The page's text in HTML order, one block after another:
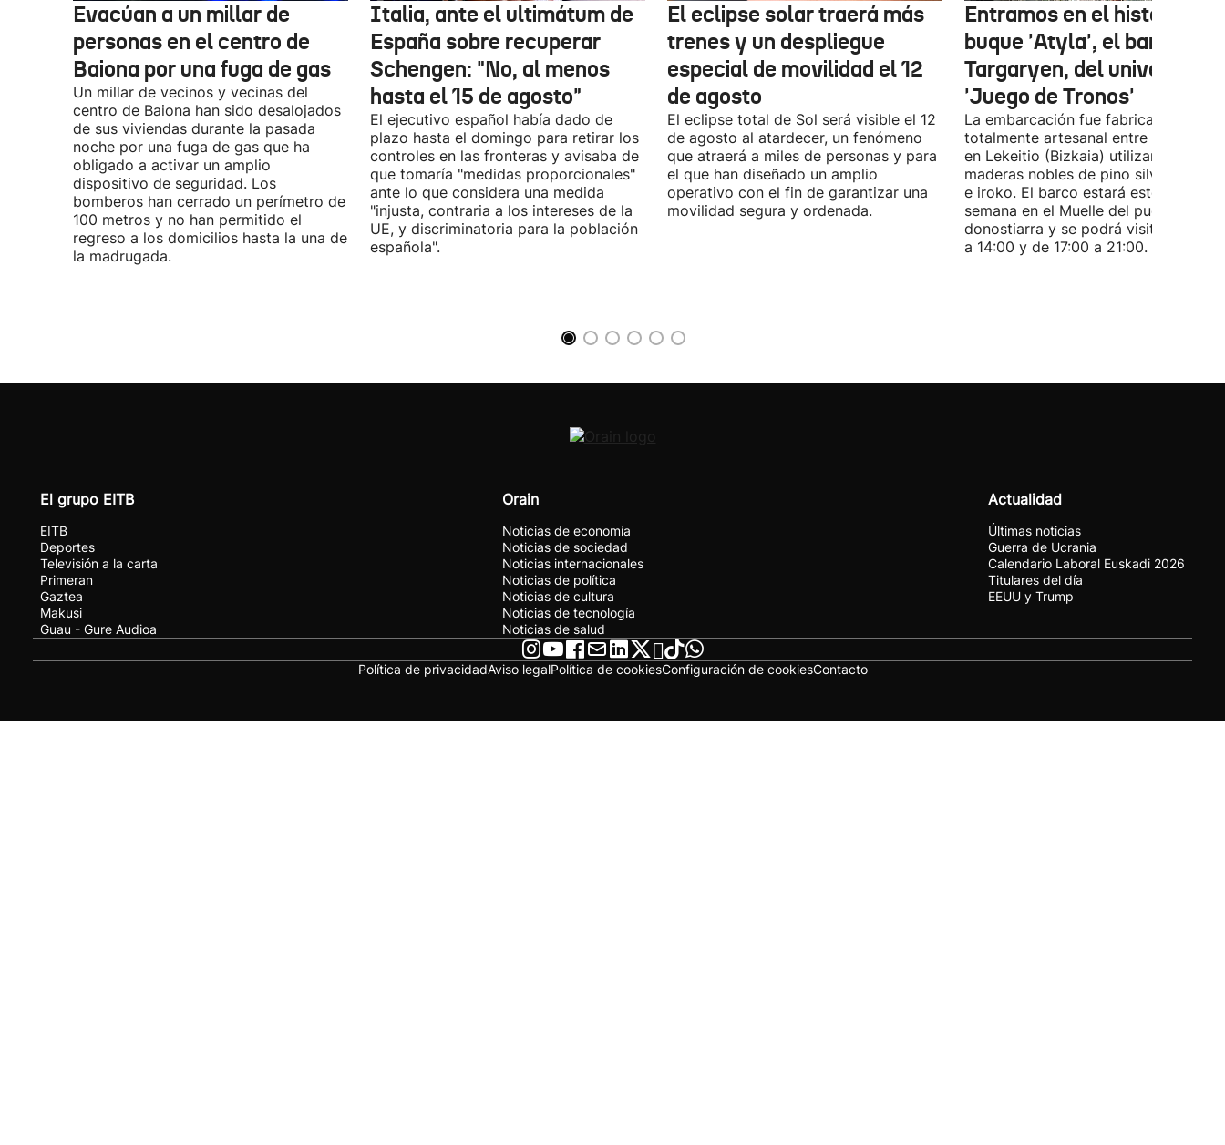
Evacúan a un millar de
personas en el centro de
Baiona por una fuga de gas
Un millar de vecinos y vecinas del
centro de Baiona han sido desalojados
de sus viviendas durante la pasada
noche por una fuga de gas que ha
obligado a activar un amplio
dispositivo de seguridad. Los
bomberos han cerrado un perímetro de
100 metros y no han permitido el
regreso a los domicilios hasta la una de
la madrugada.
Italia, ante el ultimátum de
España sobre recuperar
Schengen: "No, al menos
hasta el 15 de agosto"
El ejecutivo español había dado de
plazo hasta el domingo para retirar los
controles en las fronteras y avisaba de
que tomaría "medidas proporcionales"
ante lo que considera una medida
"injusta, contraria a los intereses de la
UE, y discriminatoria para la población
española".
El eclipse solar traerá más
trenes y un despliegue
especial de movilidad el 12
de agosto
El eclipse total de Sol será visible el 12
de agosto al atardecer, un fenómeno
que atraerá a miles de personas y para
el que han diseñado un amplio
operativo con el fin de garantizar una
movilidad segura y ordenada.
Entramos en el histórico
buque 'Atyla', el barco
Targaryen, del universo de
'Juego de Tronos'
La embarcación fue fabricada de
totalmente artesanal entre 1980 y
en Lekeitio (Bizkaia) utilizando
maderas nobles de pino silvestre,
e iroko. El barco estará este fin de
semana en el Muelle del puerto
donostiarra y se podrá visitar de
a 14:00 y de 17:00 a 21:00.
El grupo EITB
EITB
Deportes
Televisión a la carta
Primeran
Gaztea
Makusi
Guau - Gure Audioa
Orain
Noticias de economía
Noticias de sociedad
Noticias internacionales
Noticias de política
Noticias de cultura
Noticias de tecnología
Noticias de salud
Actualidad
Últimas noticias
Guerra de Ucrania
Calendario Laboral Euskadi 2026
Titulares del día
EEUU y Trump
Política de privacidadAviso legalPolítica de cookiesConfiguración de cookiesContacto